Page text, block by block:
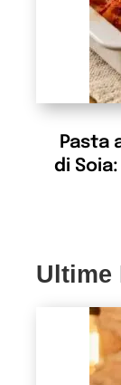
Pasta
di
Ultime